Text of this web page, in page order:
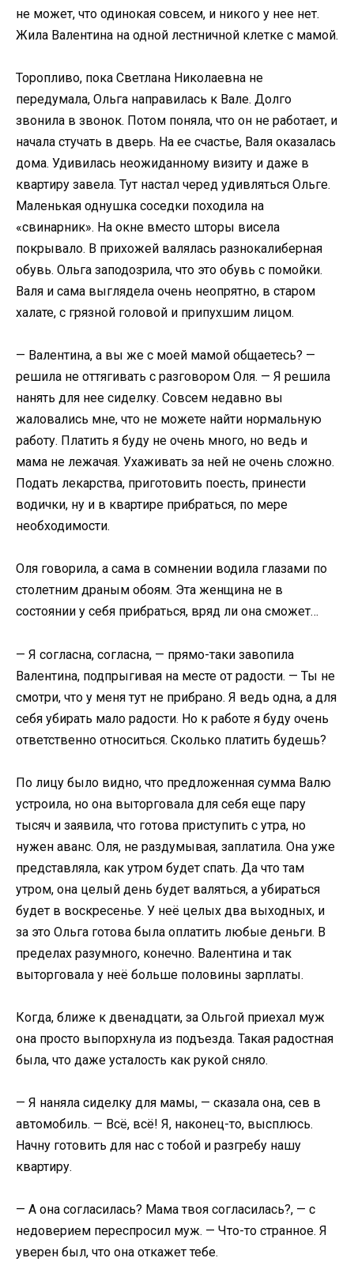
не может, что одинокая совсем, и никого у нее нет.
Жила Валентина на одной лестничной клетке с мамой.
Торопливо, пока Светлана Николаевна не
передумала, Ольга направилась к Вале. Долго
звонила в звонок. Потом поняла, что он не работает, и
начала стучать в дверь. На ее счастье, Валя оказалась
дома. Удивилась неожиданному визиту и даже в
квартиру завела. Тут настал черед удивляться Ольге.
Маленькая однушка соседки походила на
«свинарник». На окне вместо шторы висела
покрывало. В прихожей валялась разнокалиберная
обувь. Ольга заподозрила, что это обувь с помойки.
Валя и сама выглядела очень неопрятно, в старом
халате, с грязной головой и припухшим лицом.
— Валентина, а вы же с моей мамой общаетесь? —
решила не оттягивать с разговором Оля. — Я решила
нанять для нее сиделку. Совсем недавно вы
жаловались мне, что не можете найти нормальную
работу. Платить я буду не очень много, но ведь и
мама не лежачая. Ухаживать за ней не очень сложно.
Подать лекарства, приготовить поесть, принести
водички, ну и в квартире прибраться, по мере
необходимости.
Оля говорила, а сама в сомнении водила глазами по
столетним драным обоям. Эта женщина не в
состоянии у себя прибраться, вряд ли она сможет…
— Я согласна, согласна, — прямо-таки завопила
Валентина, подпрыгивая на месте от радости. — Ты не
смотри, что у меня тут не прибрано. Я ведь одна, а для
себя убирать мало радости. Но к работе я буду очень
ответственно относиться. Сколько платить будешь?
По лицу было видно, что предложенная сумма Валю
устроила, но она выторговала для себя еще пару
тысяч и заявила, что готова приступить с утра, но
нужен аванс. Оля, не раздумывая, заплатила. Она уже
представляла, как утром будет спать. Да что там
утром, она целый день будет валяться, а убираться
будет в воскресенье. У неё целых два выходных, и
за это Ольга готова была оплатить любые деньги. В
пределах разумного, конечно. Валентина и так
выторговала у неё больше половины зарплаты.
Когда, ближе к двенадцати, за Ольгой приехал муж
она просто выпорхнула из подъезда. Такая радостная
была, что даже усталость как рукой сняло.
— Я наняла сиделку для мамы, — сказала она, сев в
автомобиль. — Всё, всё! Я, наконец-то, высплюсь.
Начну готовить для нас с тобой и разгребу нашу
квартиру.
— А она согласилась? Мама твоя согласилась?, — с
недоверием переспросил муж. — Что-то странное. Я
уверен был, что она откажет тебе.